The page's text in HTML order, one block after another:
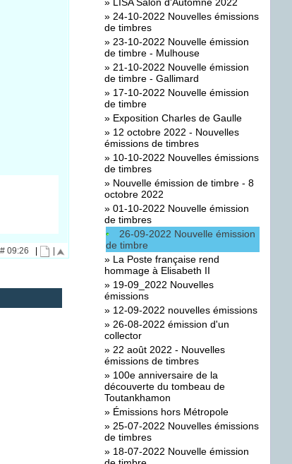
09:26
» 24-10-2022 Nouvelles émissions
de timbres
» 23-10-2022 Nouvelle émission
de timbre - Mulhouse
» 21-10-2022 Nouvelle émission
de timbre - Gallimard
» 17-10-2022 Nouvelle émission
de timbre
» Exposition Charles de Gaulle
» 12 octobre 2022 - Nouvelles
émissions de timbres
» 10-10-2022 Nouvelles émissions
de timbres
» Nouvelle émission de timbre - 8
octobre 2022
» 01-10-2022 Nouvelle émission
de timbres
26-09-2022 Nouvelle émission
de timbre
» La Poste française rend
hommage à Elisabeth II
» 19-09_2022 Nouvelles
émissions
» 12-09-2022 nouvelles émissions
» 26-08-2022 émission d'un
collector
» 22 août 2022 - Nouvelles
émissions de timbres
» 100e anniversaire de la
découverte du tombeau de
Toutankhamon
» Émissions hors Métropole
» 25-07-2022 Nouvelles émissions
de timbres
» 18-07-2022 Nouvelle émission